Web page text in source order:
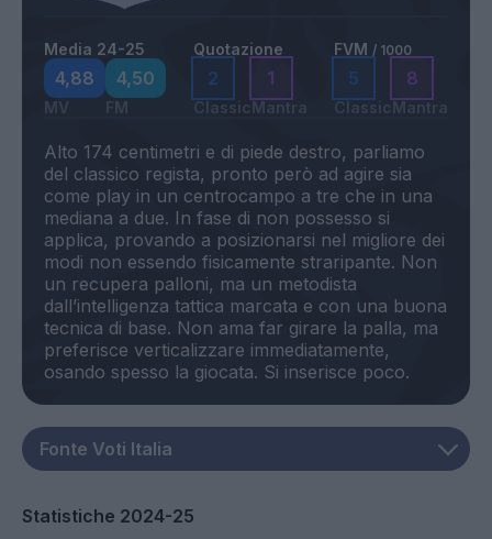
Media 24-25
4,88
MV
4,50
FM
Quotazione
2
Classic
1
Mantra
FVM / 1000
5
Classic
8
Mantra
Alto 174 centimetri e di piede destro, parliamo
del classico regista, pronto però ad agire sia
come play in un centrocampo a tre che in una
mediana a due. In fase di non possesso si
applica, provando a posizionarsi nel migliore dei
modi non essendo fisicamente straripante. Non
un recupera palloni, ma un metodista
dall’intelligenza tattica marcata e con una buona
tecnica di base. Non ama far girare la palla, ma
preferisce verticalizzare immediatamente,
Statistiche 2024-25